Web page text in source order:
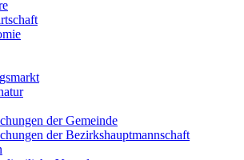
der Gemeinde
der Bezirkshauptmannschaft